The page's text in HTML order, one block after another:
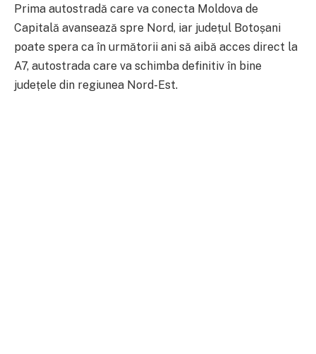
Prima autostradă care va conecta Moldova de
Capitală avansează spre Nord, iar județul Botoșani
poate spera ca în următorii ani să aibă acces direct la
A7, autostrada care va schimba definitiv în bine
județele din regiunea Nord-Est.